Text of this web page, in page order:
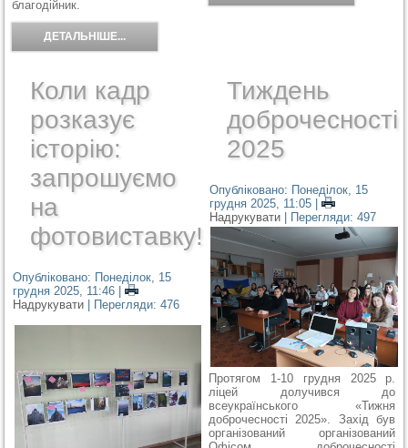
благодійник.
ДЕТАЛЬНІШЕ...
Коли кадр
розказує
історію:
запрошуємо
на
фотовиставку!
Опубліковано: Понеділок, 15
грудня 2025, 11:46 |
Надрукувати | Перегляди: 476
Тиждень
доброчесності
2025
Опубліковано: Понеділок, 15
грудня 2025, 11:05|
Надрукувати | Перегляди: 497
Протягом 1-10 грудня 2025 р.
ліцей долучився до
всеукраїнського «Тижня
доброчесності 2025». Захід був
організований організований